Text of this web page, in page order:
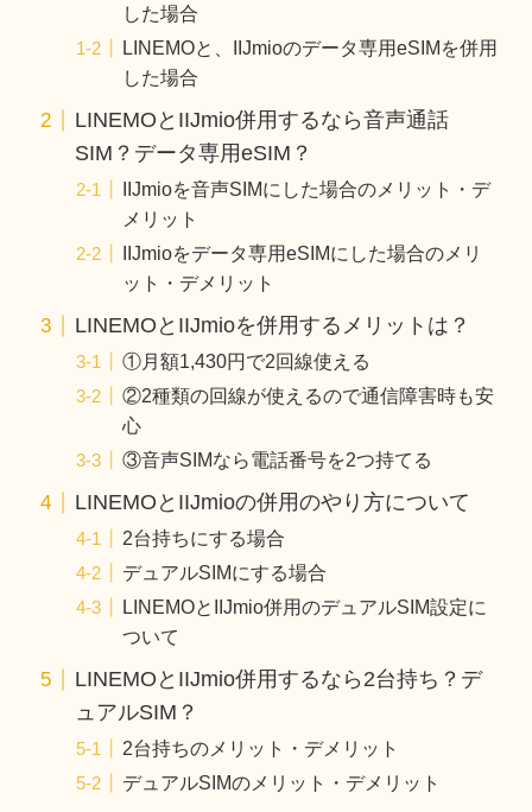
した場合
LINEMOと、IIJmioのデータ専用eSIMを併用
した場合
LINEMOとIIJmio併用するなら音声通話
SIM？データ専用eSIM？
IIJmioを音声SIMにした場合のメリット・デ
メリット
IIJmioをデータ専用eSIMにした場合のメリ
ット・デメリット
LINEMOとIIJmioを併用するメリットは？
①月額1,430円で2回線使える
②2種類の回線が使えるので通信障害時も安
心
③音声SIMなら電話番号を2つ持てる
LINEMOとIIJmioの併用のやり方について
2台持ちにする場合
デュアルSIMにする場合
LINEMOとIIJmio併用のデュアルSIM設定に
ついて
LINEMOとIIJmio併用するなら2台持ち？デ
ュアルSIM？
2台持ちのメリット・デメリット
デュアルSIMのメリット・デメリット